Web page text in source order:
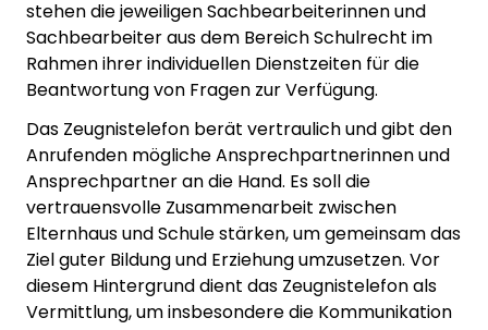
stehen die jeweiligen Sachbearbeiterinnen und
Sachbearbeiter aus dem Bereich Schulrecht im
Rahmen ihrer individuellen Dienstzeiten für die
Beantwortung von Fragen zur Verfügung.
Das Zeugnistelefon berät vertraulich und gibt den
Anrufenden mögliche Ansprechpartnerinnen und
Ansprechpartner an die Hand. Es soll die
vertrauensvolle Zusammenarbeit zwischen
Elternhaus und Schule stärken, um gemeinsam das
Ziel guter Bildung und Erziehung umzusetzen. Vor
diesem Hintergrund dient das Zeugnistelefon als
Vermittlung, um insbesondere die Kommunikation